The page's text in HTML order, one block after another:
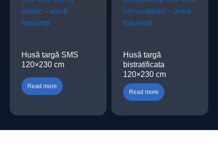
Husă targă SMS
120×230 cm
Read more
Husă targă
bistratificata
120×230 cm
Read more